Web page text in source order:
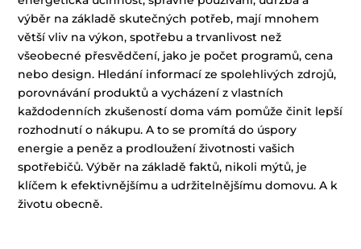
výběr na základě skutečných potřeb, mají mnohem
větší vliv na výkon, spotřebu a trvanlivost než
všeobecné přesvědčení, jako je počet programů, cena
nebo design. Hledání informací ze spolehlivých zdrojů,
porovnávání produktů a vycházení z vlastních
každodenních zkušeností doma vám pomůže činit lepší
rozhodnutí o nákupu. A to se promítá do úspory
energie a peněz a prodloužení životnosti vašich
spotřebičů. Výběr na základě faktů, nikoli mýtů, je
klíčem k efektivnějšímu a udržitelnějšímu domovu. A k
životu obecně.